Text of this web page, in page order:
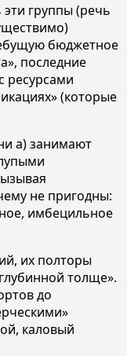
группы (речь
бюджетное
последние
ресурсами
(которые
а) занимают
не пригодны:
имбецильное
их полторы
толще».
до
каловый